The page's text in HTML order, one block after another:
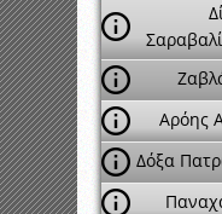
Αρόης
Δόξα